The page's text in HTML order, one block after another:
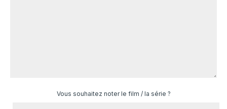
Vous souhaitez noter le film / la série ?